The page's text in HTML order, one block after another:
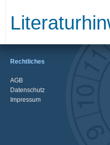
Rechtliches
AGB
Datenschutz
Impressum